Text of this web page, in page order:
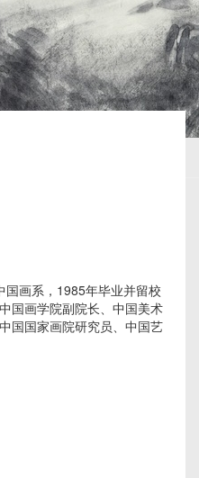
画系，1985年毕业并留校
国画学院副院长、中国美术
国国家画院研究员、中国艺